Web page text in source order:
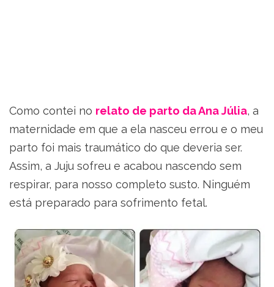
Como contei no relato de parto da Ana Júlia, a
maternidade em que a ela nasceu errou e o meu
parto foi mais traumático do que deveria ser.
Assim, a Juju sofreu e acabou nascendo sem
respirar, para nosso completo susto. Ninguém
está preparado para sofrimento fetal.